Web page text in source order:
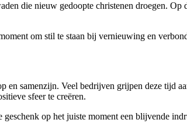
die nieuw gedoopte christenen droegen. Op
om stil te staan bij vernieuwing en
samenzijn. Veel bedrijven grijpen deze tijd
sfeer te creëren.
op het juiste moment een blijvende